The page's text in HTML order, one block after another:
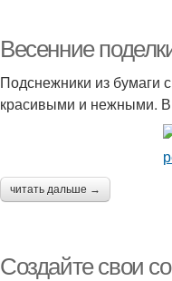
Весенние
Подснежники из бумаги
красивыми и нежными.
читать дальше →
Создайте свои